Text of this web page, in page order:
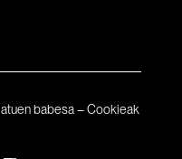
babesa–Cookieak